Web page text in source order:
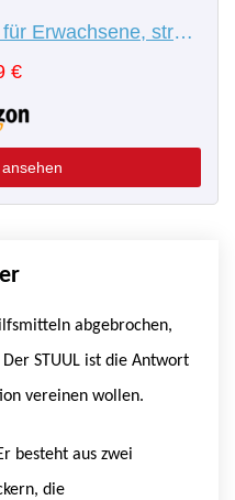
MR.SIGA Toilettenhocker für Erwachsene, strapazierfähiger Badezimmerhocker, rutschfeste Toilettenstufe für das Badezimmer, Trittleiter für Kleinkinder, weiß und graublau
€
abgebrochen,
STUUL ist die Antwort
vereinen wollen.
besteht aus zwei
die